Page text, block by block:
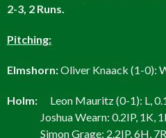
2-3, 2 Runs.
Pitching:
Elmshorn:Oliver Knaack (1-0):
Holm: Leon Mauritz (0-1): L,
Joshua Wearn: 0.2IP, 1K,
Simon Grage: 2.2IP, 6H, 7R,